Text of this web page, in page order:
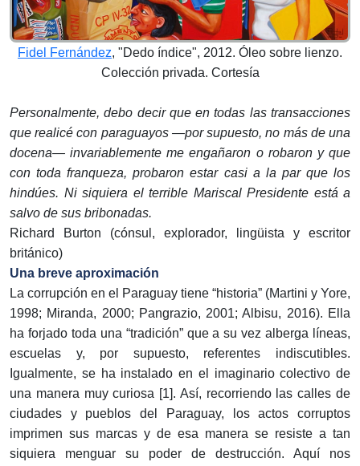
Fidel Fernández, "Dedo índice", 2012. Óleo sobre lienzo.
Colección privada. Cortesía
Personalmente, debo decir que en todas las transacciones
que realicé con paraguayos —por supuesto, no más de una
docena— invariablemente me engañaron o robaron y que
con toda franqueza, probaron estar casi a la par que los
hindúes. Ni siquiera el terrible Mariscal Presidente está a
salvo de sus bribonadas.
Richard Burton (cónsul, explorador, lingüista y escritor
británico)
Una breve aproximación
La corrupción en el Paraguay tiene “historia” (Martini y Yore,
1998; Miranda, 2000; Pangrazio, 2001; Albisu, 2016). Ella
ha forjado toda una “tradición” que a su vez alberga líneas,
escuelas y, por supuesto, referentes indiscutibles.
Igualmente, se ha instalado en el imaginario colectivo de
una manera muy curiosa [1]. Así, recorriendo las calles de
ciudades y pueblos del Paraguay, los actos corruptos
imprimen sus marcas y de esa manera se resiste a tan
siquiera menguar su poder de destrucción. Aquí nos